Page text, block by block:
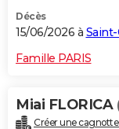
Décès
15/06/2026 à
Famille PARIS
Miai FLORICA
Créer une